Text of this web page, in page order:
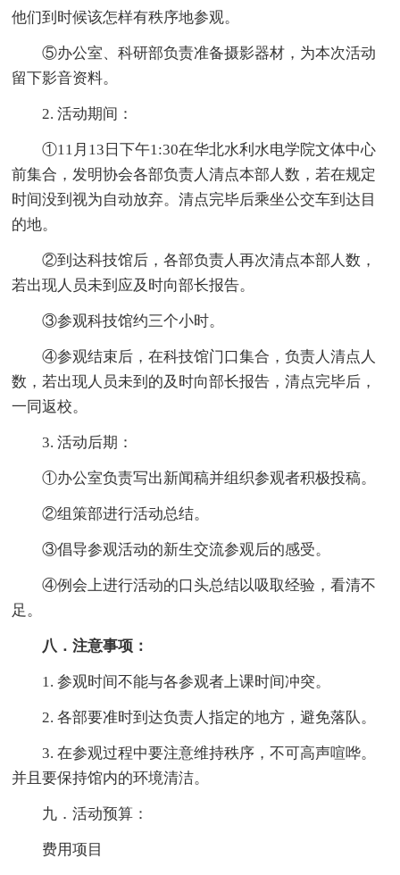
他们到时候该怎样有秩序地参观。
⑤办公室、科研部负责准备摄影器材，为本次活动
留下影音资料。
2. 活动期间：
①11月13日下午1:30在华北水利水电学院文体中心
前集合，发明协会各部负责人清点本部人数，若在规定
时间没到视为自动放弃。清点完毕后乘坐公交车到达目
的地。
②到达科技馆后，各部负责人再次清点本部人数，
若出现人员未到应及时向部长报告。
③参观科技馆约三个小时。
④参观结束后，在科技馆门口集合，负责人清点人
数，若出现人员未到的及时向部长报告，清点完毕后，
一同返校。
3. 活动后期：
①办公室负责写出新闻稿并组织参观者积极投稿。
②组策部进行活动总结。
③倡导参观活动的新生交流参观后的感受。
④例会上进行活动的口头总结以吸取经验，看清不
足。
八．注意事项：
1. 参观时间不能与各参观者上课时间冲突。
2. 各部要准时到达负责人指定的地方，避免落队。
3. 在参观过程中要注意维持秩序，不可高声喧哗。
并且要保持馆内的环境清洁。
九．活动预算：
费用项目